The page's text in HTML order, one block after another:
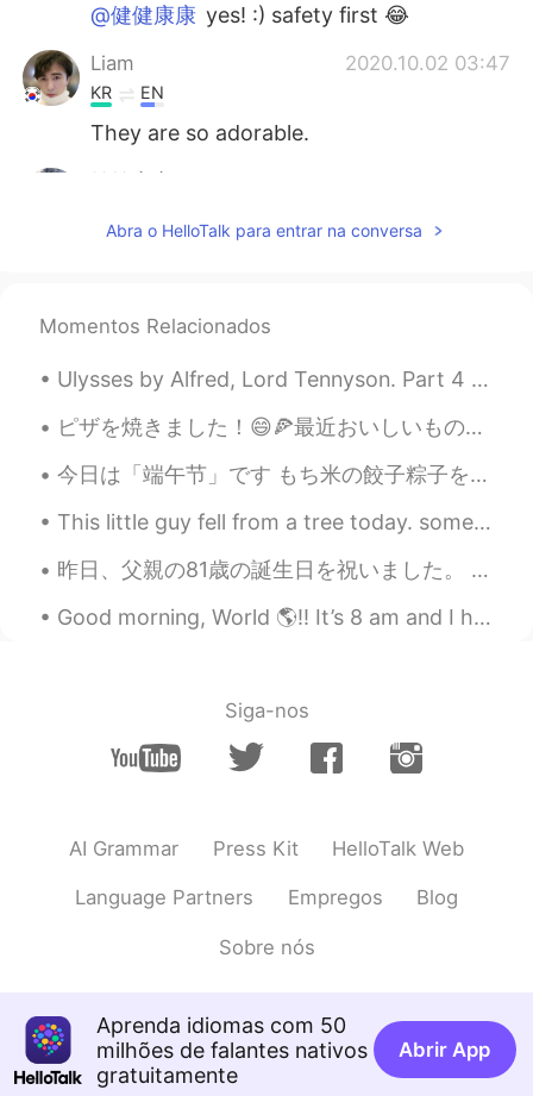
@健健康康 yes! :) safety first 😂
Liam 2020.10.02 03:47
KR EN
They are so adorable.
Abra o HelloTalk para entrar na conversa
Momentos Relacionados
Ulysses by Alfred, Lord Tennyson. Part 4 of 7. This is my son, mine own Telemachus, To...
ピザを焼きました！😄🍕最近おいしいものを作るのを楽しみにしています。さまざまな食べ物を試してみると、人生はもっと楽しくなります。✨今、私はピザを勉強して食べます。ピザは私を勉強からそらすかもしれ...
今日は「端午节」です もち米の餃子粽子を食べて祝います。もち米にさまざまな具材を組み合わせ、竹や葦の葉で包んで蒸します。 お母さんが食べたかったので、有名な粽子のために1時間待ち行列に入れなけれ...
This little guy fell from a tree today. somehow I always end up being a doctor for squirrels. h...
昨日、父親の81歳の誕生日を祝いました。 コロナウイルスのせいで、去年、パーティーができなくて、寂しかったです。 でも、今年、みんなワクチンを受けたので、安全に集まりました。 久しぶりに家族にみ...
Good morning, World 🌎!! It’s 8 am and I have already completed 8 miles 💪🏽🏃🏽‍♀️ I’m tired, but I...
Siga-nos
AI Grammar Press Kit HelloTalk Web
Language Partners Empregos Blog
Sobre nós
Aprenda idiomas com 50
milhões de falantes nativos
gratuitamente
Abrir App